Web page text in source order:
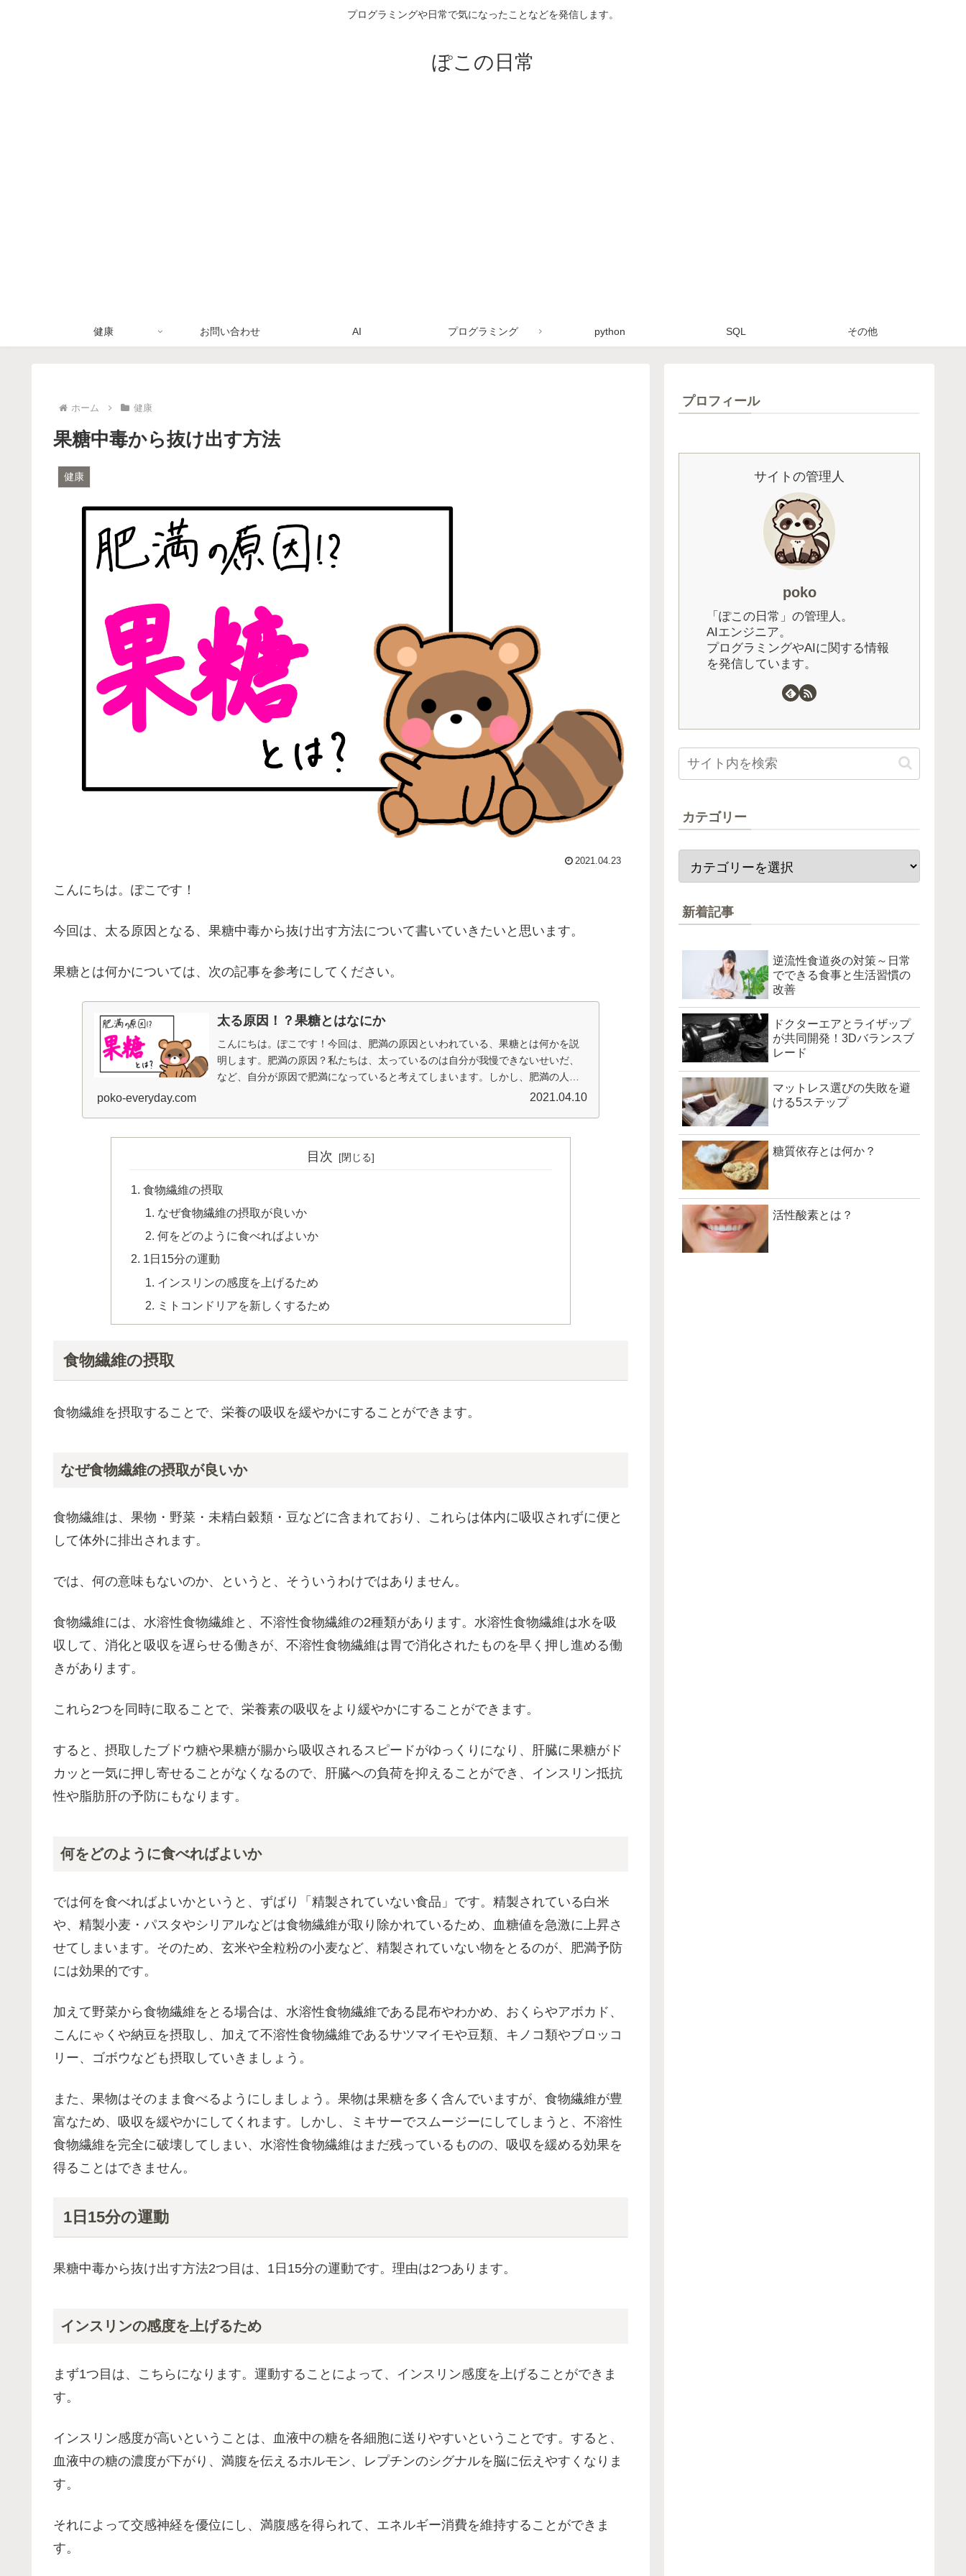
プログラミングや日常で気になったことなどを発信します。
ぽこの日常
健康 お問い合わせ AI プログラミング python SQL その他
ホーム 健康
果糖中毒から抜け出す方法
健康
2021.04.23
こんにちは。ぽこです！
今回は、太る原因となる、果糖中毒から抜け出す方法について書いていきたいと思います。
果糖とは何かについては、次の記事を参考にしてください。
太る原因！？果糖とはなにか
こんにちは。ぽこです！今回は、肥満の原因といわれている、果糖とは何かを説
明します。肥満の原因？私たちは、太っているのは自分が我慢できないせいだ、
など、自分が原因で肥満になっていると考えてしまいます。しかし、肥満の人口
poko-everyday.com 2021.04.10
目次
食物繊維の摂取
なぜ食物繊維の摂取が良いか
何をどのように食べればよいか
1日15分の運動
インスリンの感度を上げるため
ミトコンドリアを新しくするため
食物繊維の摂取
食物繊維を摂取することで、栄養の吸収を緩やかにすることができます。
なぜ食物繊維の摂取が良いか
食物繊維は、果物・野菜・未精白穀類・豆などに含まれており、これらは体内に吸収されずに便と
して体外に排出されます。
では、何の意味もないのか、というと、そういうわけではありません。
食物繊維には、水溶性食物繊維と、不溶性食物繊維の2種類があります。水溶性食物繊維は水を吸
収して、消化と吸収を遅らせる働きが、不溶性食物繊維は胃で消化されたものを早く押し進める働
きがあります。
これら2つを同時に取ることで、栄養素の吸収をより緩やかにすることができます。
すると、摂取したブドウ糖や果糖が腸から吸収されるスピードがゆっくりになり、肝臓に果糖がド
カッと一気に押し寄せることがなくなるので、肝臓への負荷を抑えることができ、インスリン抵抗
性や脂肪肝の予防にもなります。
何をどのように食べればよいか
では何を食べればよいかというと、ずばり「精製されていない食品」です。精製されている白米
や、精製小麦・パスタやシリアルなどは食物繊維が取り除かれているため、血糖値を急激に上昇さ
せてしまいます。そのため、玄米や全粒粉の小麦など、精製されていない物をとるのが、肥満予防
には効果的です。
加えて野菜から食物繊維をとる場合は、水溶性食物繊維である昆布やわかめ、おくらやアボカド、
こんにゃくや納豆を摂取し、加えて不溶性食物繊維であるサツマイモや豆類、キノコ類やブロッコ
リー、ゴボウなども摂取していきましょう。
また、果物はそのまま食べるようにしましょう。果物は果糖を多く含んでいますが、食物繊維が豊
富なため、吸収を緩やかにしてくれます。しかし、ミキサーでスムージーにしてしまうと、不溶性
食物繊維を完全に破壊してしまい、水溶性食物繊維はまだ残っているものの、吸収を緩める効果を
得ることはできません。
1日15分の運動
果糖中毒から抜け出す方法2つ目は、1日15分の運動です。理由は2つあります。
インスリンの感度を上げるため
まず1つ目は、こちらになります。運動することによって、インスリン感度を上げることができま
す。
インスリン感度が高いということは、血液中の糖を各細胞に送りやすいということです。すると、
血液中の糖の濃度が下がり、満腹を伝えるホルモン、レプチンのシグナルを脳に伝えやすくなりま
す。
それによって交感神経を優位にし、満腹感を得られて、エネルギー消費を維持することができま
す。
プロフィール
サイトの管理人
poko
「ぽこの日常」の管理人。
AIエンジニア。
プログラミングやAIに関する情報
を発信しています。
カテゴリー
新着記事
逆流性食道炎の対策～日常
でできる食事と生活習慣の
改善
ドクターエアとライザップ
が共同開発！3Dバランスブ
レード
マットレス選びの失敗を避
ける5ステップ
糖質依存とは何か？
活性酸素とは？